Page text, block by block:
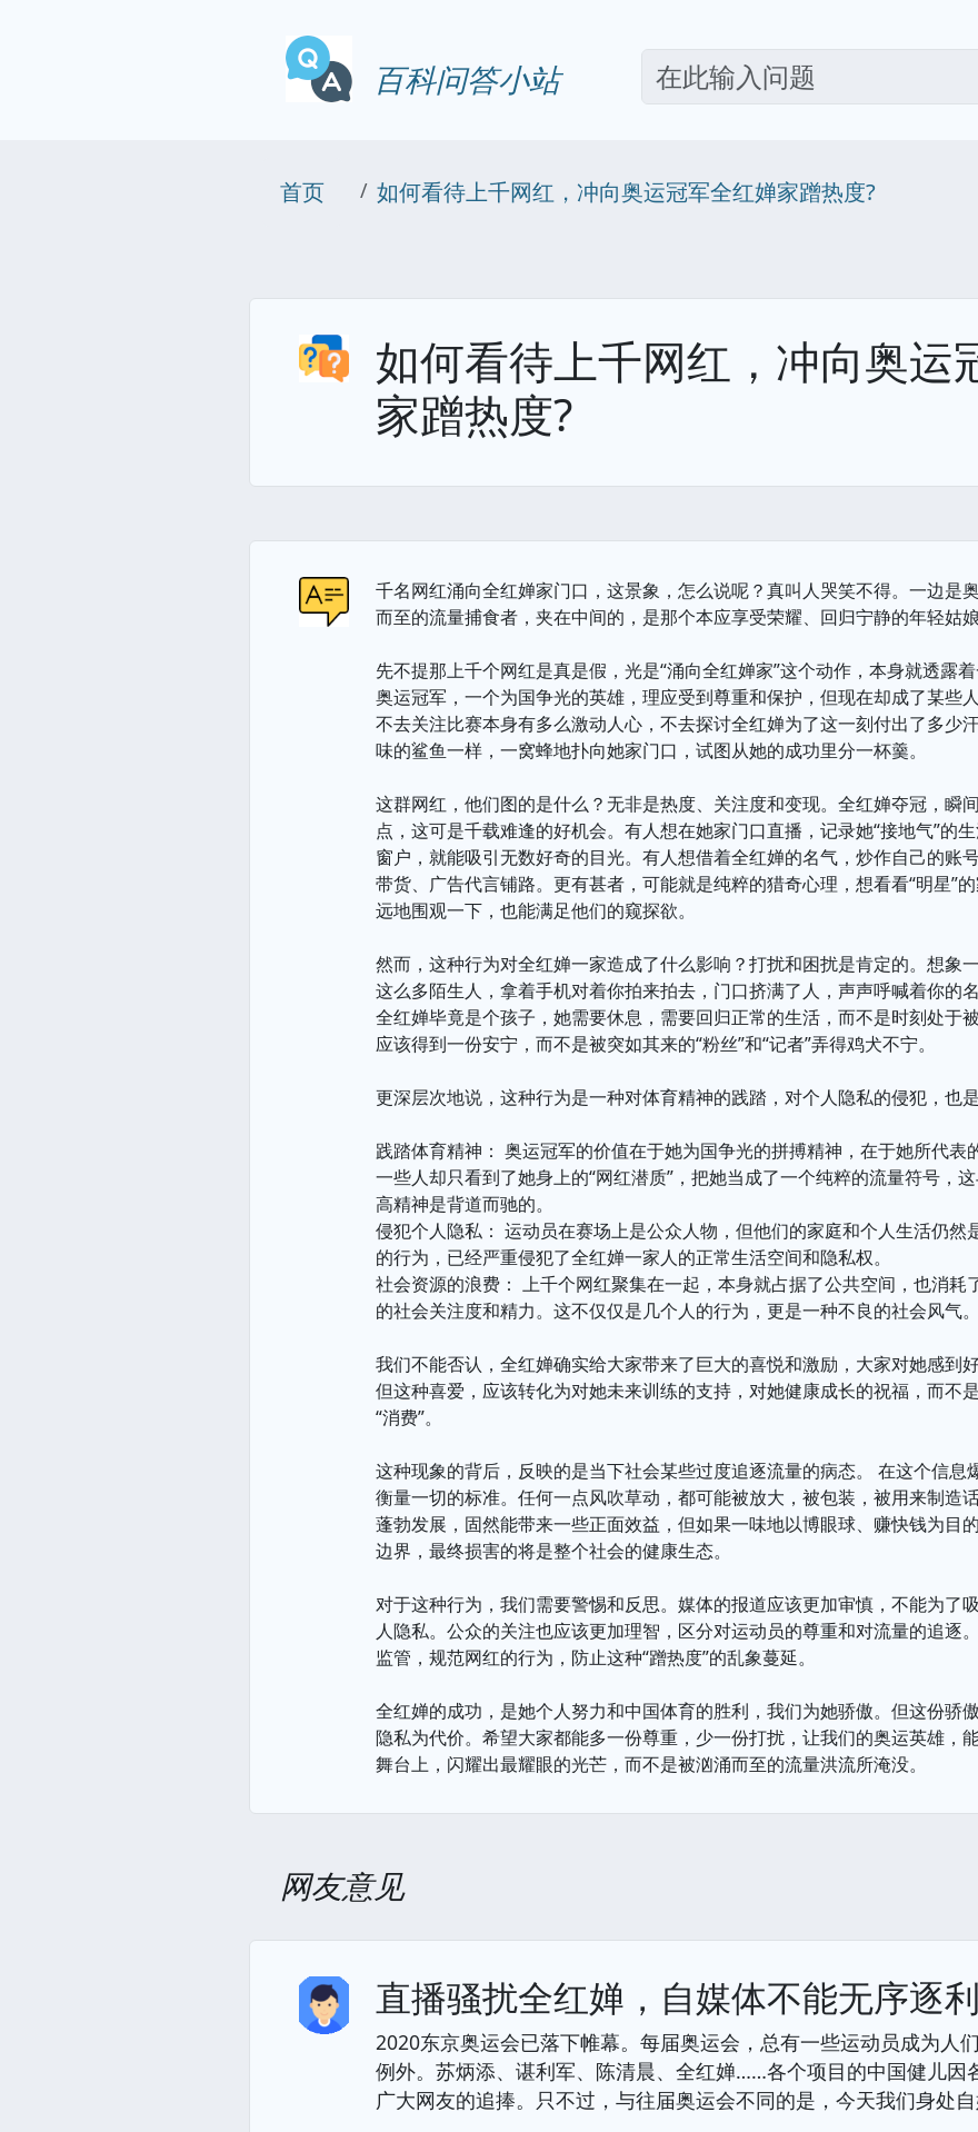
百科问答小站
首页 如何看待上千网红，冲向奥运冠军全红婵家蹭热度?
如何看待上千网红，冲向奥运
家蹭热度?
千名网红涌向全红婵家门口，这景象，怎么说呢？真叫人哭笑不得。一边是
而至的流量捕食者，夹在中间的，是那个本应享受荣耀、回归宁静的年轻姑娘
先不提那上千个网红是真是假，光是“涌向全红婵家”这个动作，本身就透露着
奥运冠军，一个为国争光的英雄，理应受到尊重和保护，但现在却成了某些
不去关注比赛本身有多么激动人心，不去探讨全红婵为了这一刻付出了多少
味的鲨鱼一样，一窝蜂地扑向她家门口，试图从她的成功里分一杯羹。
这群网红，他们图的是什么？无非是热度、关注度和变现。全红婵夺冠，瞬
点，这可是千载难逢的好机会。有人想在她家门口直播，记录她“接地气”的
窗户，就能吸引无数好奇的目光。有人想借着全红婵的名气，炒作自己的账
带货、广告代言铺路。更有甚者，可能就是纯粹的猎奇心理，想看看“明星”
远地围观一下，也能满足他们的窥探欲。
然而，这种行为对全红婵一家造成了什么影响？打扰和困扰是肯定的。想象
这么多陌生人，拿着手机对着你拍来拍去，门口挤满了人，声声呼喊着你的
全红婵毕竟是个孩子，她需要休息，需要回归正常的生活，而不是时刻处于
应该得到一份安宁，而不是被突如其来的“粉丝”和“记者”弄得鸡犬不宁。
更深层次地说，这种行为是一种对体育精神的践踏，对个人隐私的侵犯，也
践踏体育精神： 奥运冠军的价值在于她为国争光的拼搏精神，在于她所代表
一些人却只看到了她身上的“网红潜质”，把她当成了一个纯粹的流量符号，
高精神是背道而驰的。
侵犯个人隐私： 运动员在赛场上是公众人物，但他们的家庭和个人生活仍然
的行为，已经严重侵犯了全红婵一家人的正常生活空间和隐私权。
社会资源的浪费： 上千个网红聚集在一起，本身就占据了公共空间，也消耗
的社会关注度和精力。这不仅仅是几个人的行为，更是一种不良的社会风气。
我们不能否认，全红婵确实给大家带来了巨大的喜悦和激励，大家对她感到
但这种喜爱，应该转化为对她未来训练的支持，对她健康成长的祝福，而不
“消费”。
这种现象的背后，反映的是当下社会某些过度追逐流量的病态。 在这个信息
衡量一切的标准。任何一点风吹草动，都可能被放大，被包装，被用来制造
蓬勃发展，固然能带来一些正面效益，但如果一味地以博眼球、赚快钱为目
边界，最终损害的将是整个社会的健康生态。
对于这种行为，我们需要警惕和反思。媒体的报道应该更加审慎，不能为了
人隐私。公众的关注也应该更加理智，区分对运动员的尊重和对流量的追逐
监管，规范网红的行为，防止这种“蹭热度”的乱象蔓延。
全红婵的成功，是她个人努力和中国体育的胜利，我们为她骄傲。但这份骄
隐私为代价。希望大家都能多一份尊重，少一份打扰，让我们的奥运英雄，
舞台上，闪耀出最耀眼的光芒，而不是被汹涌而至的流量洪流所淹没。
网友意见
直播骚扰全红婵，自媒体不能无序逐
2020东京奥运会已落下帷幕。每届奥运会，总有一些运动员成为人
例外。苏炳添、谌利军、陈清晨、全红婵……各个项目的中国健儿因
广大网友的追捧。只不过，与往届奥运会不同的是，今天我们身处自